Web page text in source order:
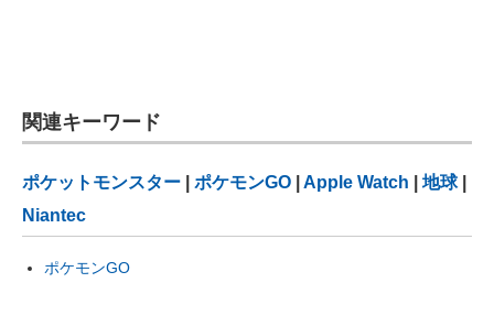
関連キーワード
ポケットモンスター ポケモンGO Apple Watch 地球|
Niantec
ポケモンGO